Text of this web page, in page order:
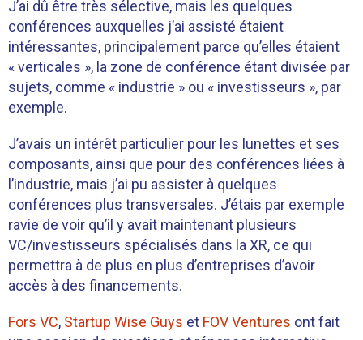
J’ai dû être très sélective, mais les quelques
conférences auxquelles j’ai assisté étaient
intéressantes, principalement parce qu’elles étaient
« verticales », la zone de conférence étant divisée par
sujets, comme « industrie » ou « investisseurs », par
exemple.
J’avais un intérêt particulier pour les lunettes et ses
composants, ainsi que pour des conférences liées à
l’industrie, mais j’ai pu assister à quelques
conférences plus transversales. J’étais par exemple
ravie de voir qu’il y avait maintenant plusieurs
VC/investisseurs spécialisés dans la XR, ce qui
permettra à de plus en plus d’entreprises d’avoir
accès à des financements.
Fors VC, Startup Wise Guys et FOV Ventures ont fait